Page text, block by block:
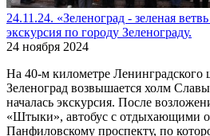
24.11.24. «Зеленоград - зеленая
экскурсия по городу Зеленограду.
24 ноября 2024
На 40-м километре Ленинградского
Зеленоград возвышается холм
началась экскурсия. После
«Штыки», автобус с отдыхающими
Панфиловскому проспекту, по